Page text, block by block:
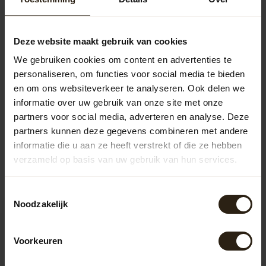
Deze website maakt gebruik van cookies
We gebruiken cookies om content en advertenties te
personaliseren, om functies voor social media te bieden
en om ons websiteverkeer te analyseren. Ook delen we
informatie over uw gebruik van onze site met onze
partners voor social media, adverteren en analyse. Deze
partners kunnen deze gegevens combineren met andere
informatie die u aan ze heeft verstrekt of die ze hebben
verzameld op basis van uw gebruik van hun services.
Noodzakelijk
Voorkeuren
Vragen over dit product?
Neem gerust contact op met onze klantenservice op
info@barrelatelier.nl
Recent bekeken